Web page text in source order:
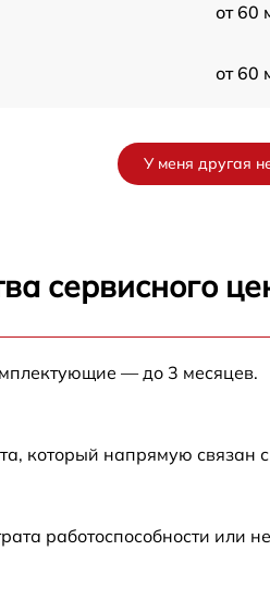
от 60
от 60
от 60
У меня другая
сервисного
— до 3 месяцев.
который напрямую
работоспособности или